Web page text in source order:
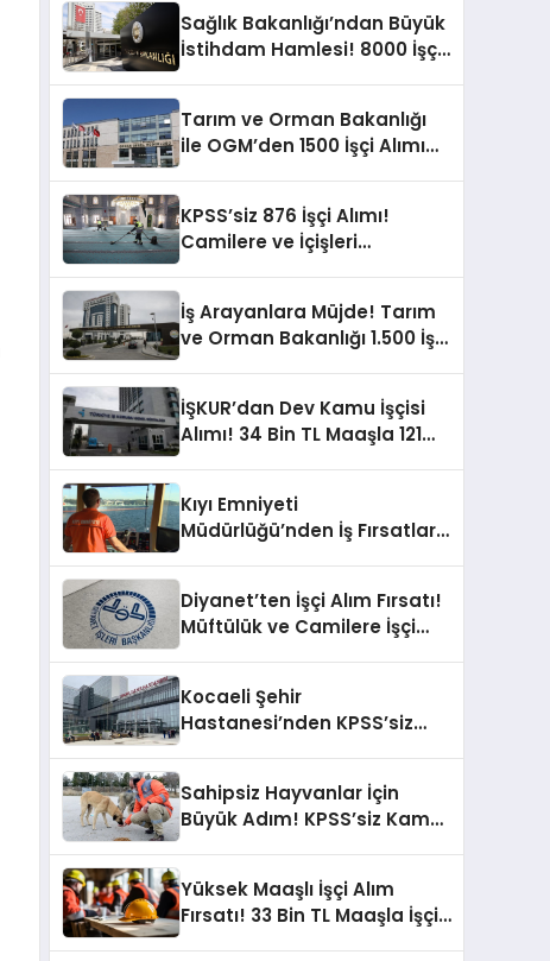
Sağlık Bakanlığı’ndan Büyük
İstihdam Hamlesi! 8000 İşçi
Tarım ve Orman Bakanlığı
ile OGM’den 1500 İşçi Alımı
KPSS’siz 876 İşçi Alımı!
Camilere ve İçişleri
İş Arayanlara Müjde! Tarım
ve Orman Bakanlığı 1.500 İşçi
İŞKUR’dan Dev Kamu İşçisi
Alımı! 34 Bin TL Maaşla 121
Kıyı Emniyeti
Müdürlüğü’nden İş Fırsatları!
Diyanet’ten İşçi Alım Fırsatı!
Müftülük ve Camilere İşçi
Kocaeli Şehir
Hastanesi’nden KPSS’siz
Sahipsiz Hayvanlar İçin
Büyük Adım! KPSS’siz Kamu
Yüksek Maaşlı İşçi Alım
Fırsatı! 33 Bin TL Maaşla İşçi